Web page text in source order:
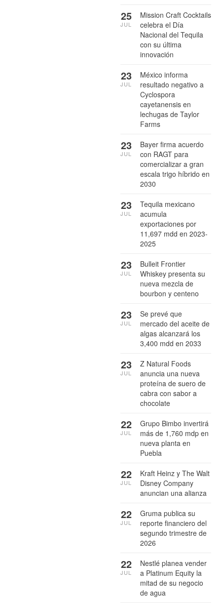
Mission Craft Cocktails
celebra el Día
Nacional del Tequila
con su última
innovación
25
JUL
México informa
resultado negativo a
Cyclospora
cayetanensis en
lechugas de Taylor
Farms
23
JUL
Bayer firma acuerdo
con RAGT para
comercializar a gran
escala trigo híbrido en
2030
23
JUL
Tequila mexicano
acumula
exportaciones por
11,697 mdd en 2023-
2025
23
JUL
Bulleit Frontier
Whiskey presenta su
nueva mezcla de
bourbon y centeno
23
JUL
Se prevé que
mercado del aceite de
algas alcanzará los
3,400 mdd en 2033
23
JUL
Z Natural Foods
anuncia una nueva
proteína de suero de
cabra con sabor a
chocolate
23
JUL
Grupo Bimbo invertirá
más de 1,760 mdp en
nueva planta en
Puebla
22
JUL
Kraft Heinz y The Walt
Disney Company
anuncian una alianza
22
JUL
Gruma publica su
reporte financiero del
segundo trimestre de
2026
22
JUL
Nestlé planea vender
a Platinum Equity la
mitad de su negocio
de agua
22
JUL